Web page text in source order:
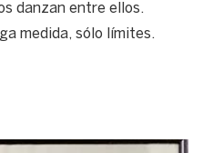
danzan entre ellos.
medida, sólo límites.